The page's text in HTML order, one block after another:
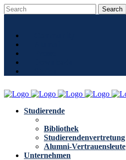
Studierende
Bibliothek
Studierendenvertretung
Alumni-Vertrauensleute
Unternehmen